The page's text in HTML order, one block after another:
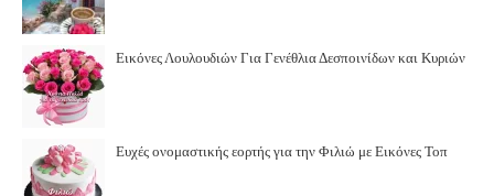
Εικόνες Λουλουδιών Για Γενέθλια Δεσποινίδων και Κυριών
Ευχές ονομαστικής εορτής για την Φιλιώ με Εικόνες Τοπ